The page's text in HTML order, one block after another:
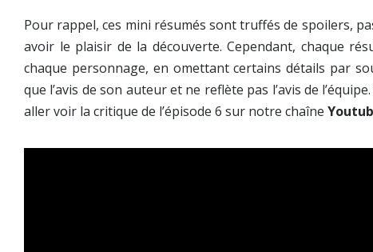
Pour rappel, ces mini résumés sont truffés de spoilers,
avoir le plaisir de la découverte. Cependant, chaque
chaque personnage, en omettant certains détails par
que l’avis de son auteur et ne reflète pas l’avis de
aller voir la critique de l’épisode 6 sur notre chaîne